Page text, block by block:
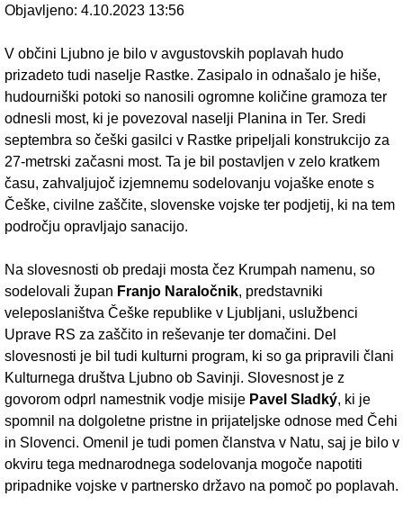
Objavljeno: 4.10.2023 13:56
V občini Ljubno je bilo v avgustovskih poplavah hudo
prizadeto tudi naselje Rastke. Zasipalo in odnašalo je hiše,
hudourniški potoki so nanosili ogromne količine gramoza ter
odnesli most, ki je povezoval naselji Planina in Ter. Sredi
septembra so češki gasilci v Rastke pripeljali konstrukcijo za
27-metrski začasni most. Ta je bil postavljen v zelo kratkem
času, zahvaljujoč izjemnemu sodelovanju vojaške enote s
Češke, civilne zaščite, slovenske vojske ter podjetij, ki na tem
področju opravljajo sanacijo.
Na slovesnosti ob predaji mosta čez Krumpah namenu, so
sodelovali župan Franjo Naraločnik, predstavniki
veleposlaništva Češke republike v Ljubljani, uslužbenci
Uprave RS za zaščito in reševanje ter domačini. Del
slovesnosti je bil tudi kulturni program, ki so ga pripravili člani
Kulturnega društva Ljubno ob Savinji. Slovesnost je z
govorom odprl namestnik vodje misije Pavel Sladký, ki je
spomnil na dolgoletne pristne in prijateljske odnose med Čehi
in Slovenci. Omenil je tudi pomen članstva v Natu, saj je bilo v
okviru tega mednarodnega sodelovanja mogoče napotiti
pripadnike vojske v partnersko državo na pomoč po poplavah.